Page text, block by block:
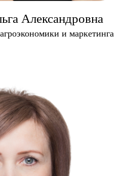
Александровна
и маркетинга